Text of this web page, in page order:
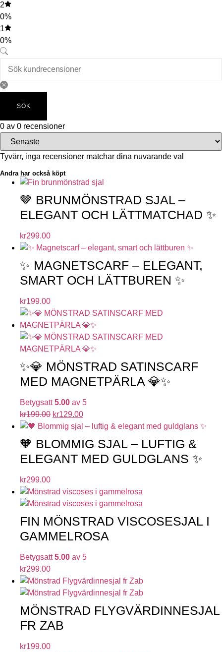
2
0%
1
0%
SÖK
0 av 0 recensioner
Tyvärr, inga recensioner matchar dina nuvarande val
Andra har också köpt
🤎 BRUNMÖNSTRAD SJAL –
ELEGANT OCH LÄTTMATCHAD ✨
kr299.00
✨ MAGNETSCARF – ELEGANT,
SMART OCH LÄTTBUREN ✨
kr199.00
✨💎 MÖNSTRAD SATINSCARF
MED MAGNETPÄRLA 💎✨
Betygsatt5.00 av 5
kr199.00 kr129.00
🧡 BLOMMIG SJAL – LUFTIG &
ELEGANT MED GULDGLANS ✨
kr299.00
FIN MÖNSTRAD VISCOSESJAL I
GAMMELROSA
Betygsatt5.00 av 5
kr299.00
MÖNSTRAD FLYGVÄRDINNESJAL
FR ZAB
kr199.00